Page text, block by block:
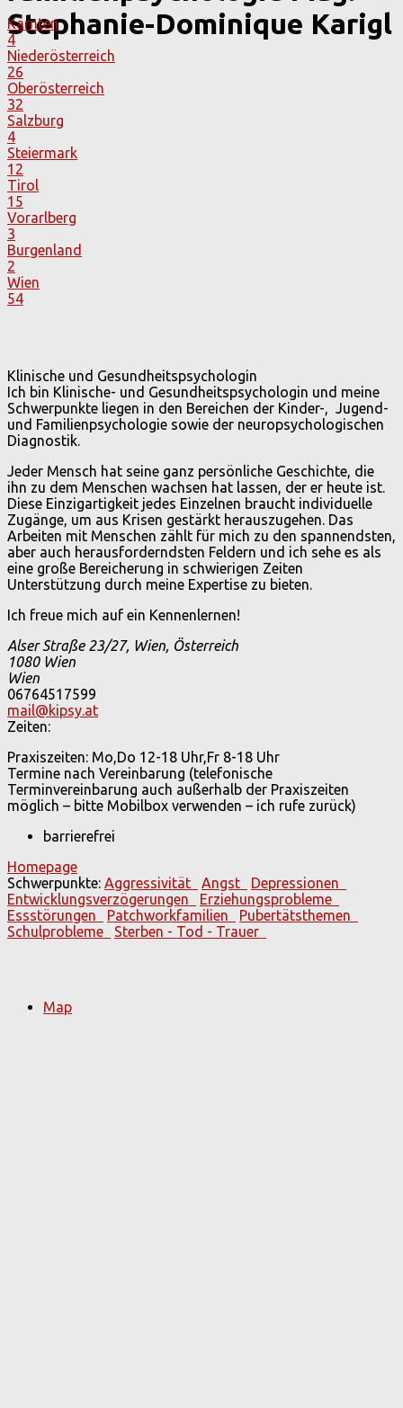
Stephanie-Dominique Karigl
Kärnten
4
Niederösterreich
26
Oberösterreich
32
Salzburg
4
Steiermark
12
Tirol
15
Vorarlberg
3
Burgenland
2
Wien
54
Klinische und Gesundheitspsychologin
Ich bin Klinische- und Gesundheitspsychologin und meine
Schwerpunkte liegen in den Bereichen der Kinder-, Jugend-
und Familienpsychologie sowie der neuropsychologischen
Diagnostik.
Jeder Mensch hat seine ganz persönliche Geschichte, die
ihn zu dem Menschen wachsen hat lassen, der er heute ist.
Diese Einzigartigkeit jedes Einzelnen braucht individuelle
Zugänge, um aus Krisen gestärkt herauszugehen. Das
Arbeiten mit Menschen zählt für mich zu den spannendsten,
aber auch herausforderndsten Feldern und ich sehe es als
eine große Bereicherung in schwierigen Zeiten
Unterstützung durch meine Expertise zu bieten.
Ich freue mich auf ein Kennenlernen!
Alser Straße 23/27, Wien, Österreich
1080Wien
Wien
06764517599
mail@kipsy.at
Zeiten:
Praxiszeiten: Mo,Do 12-18 Uhr,Fr 8-18 Uhr
Termine nach Vereinbarung (telefonische
Terminvereinbarung auch außerhalb der Praxiszeiten
möglich – bitte Mobilbox verwenden – ich rufe zurück)
barrierefrei
Homepage
Schwerpunkte: Aggressivität Angst
Depressionen
Entwicklungsverzögerungen
Erziehungsprobleme
Essstörungen
Patchworkfamilien
Pubertätsthemen
Schulprobleme
Sterben - Tod - Trauer
Map